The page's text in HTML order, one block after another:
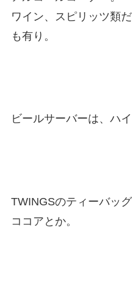
ワイン、スピリッツ類
も有り。
ビールサーバーは、ハイ
TWINGSのティーバッ
ココアとか。